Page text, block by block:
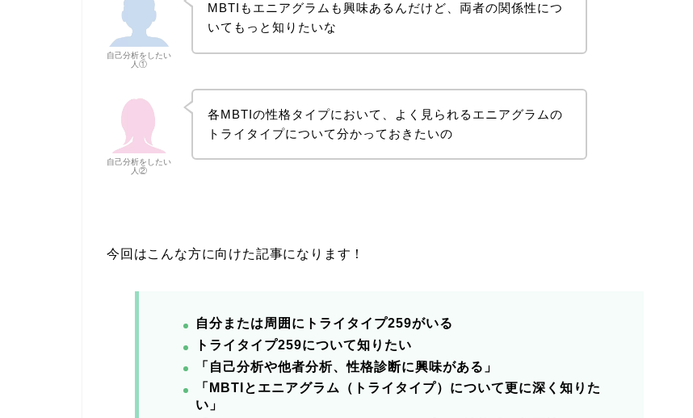
自己分析をしたい
人①
MBTIもエニアグラムも興味あるんだけど、両者の関係性につ
いてもっと知りたいな
自己分析をしたい
人②
各MBTIの性格タイプにおいて、よく見られるエニアグラムの
トライタイプについて分かっておきたいの
今回はこんな方に向けた記事になります！
自分または周囲にトライタイプ259がいる
トライタイプ259について知りたい
「自己分析や他者分析、性格診断に興味がある 」
「MBTIとエニアグラム（トライタイプ）について更に深く知りた
い」